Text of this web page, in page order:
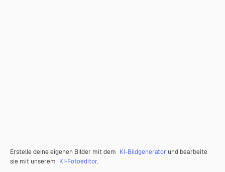
Erstelle deine eigenen Bilder mit dem KI-Bildgenerator und bearbeite
sie mit unserem KI-Fotoeditor.